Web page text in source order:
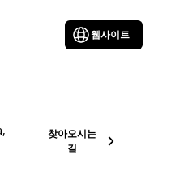
웹사이트
찾아오시는
길